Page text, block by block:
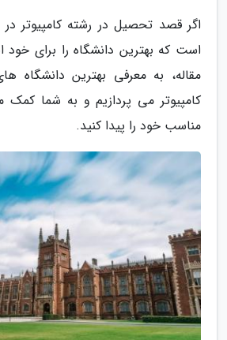
اگر قصد تحصیل در رشته کامپیوتر در
است که بهترین دانشگاه را برای خود
مقاله، به معرفی بهترین دانشگاه
کامپیوتر می پردازیم و به شما کمک
مناسب خود را پیدا کنید.